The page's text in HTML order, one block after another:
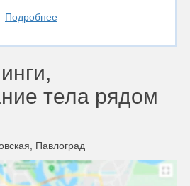
Подробнее
тела рядом
Павлоград